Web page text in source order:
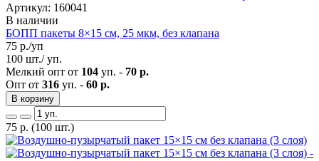
Артикул: 160041
В наличии
БОПП пакеты 8×15 см, 25 мкм, без клапана
75 р./уп
100 шт./ уп.
Мелкий опт от 104 уп. - 70 р.
Опт от 316 уп. - 60 р.
В корзину
75 р. (100 шт.)